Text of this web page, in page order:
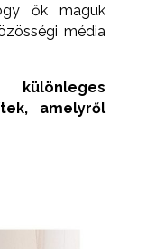
ők maguk
média
amelyről